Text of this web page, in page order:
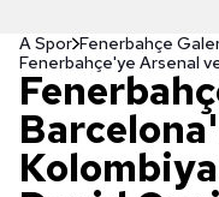
A Spor Fenerbahçe